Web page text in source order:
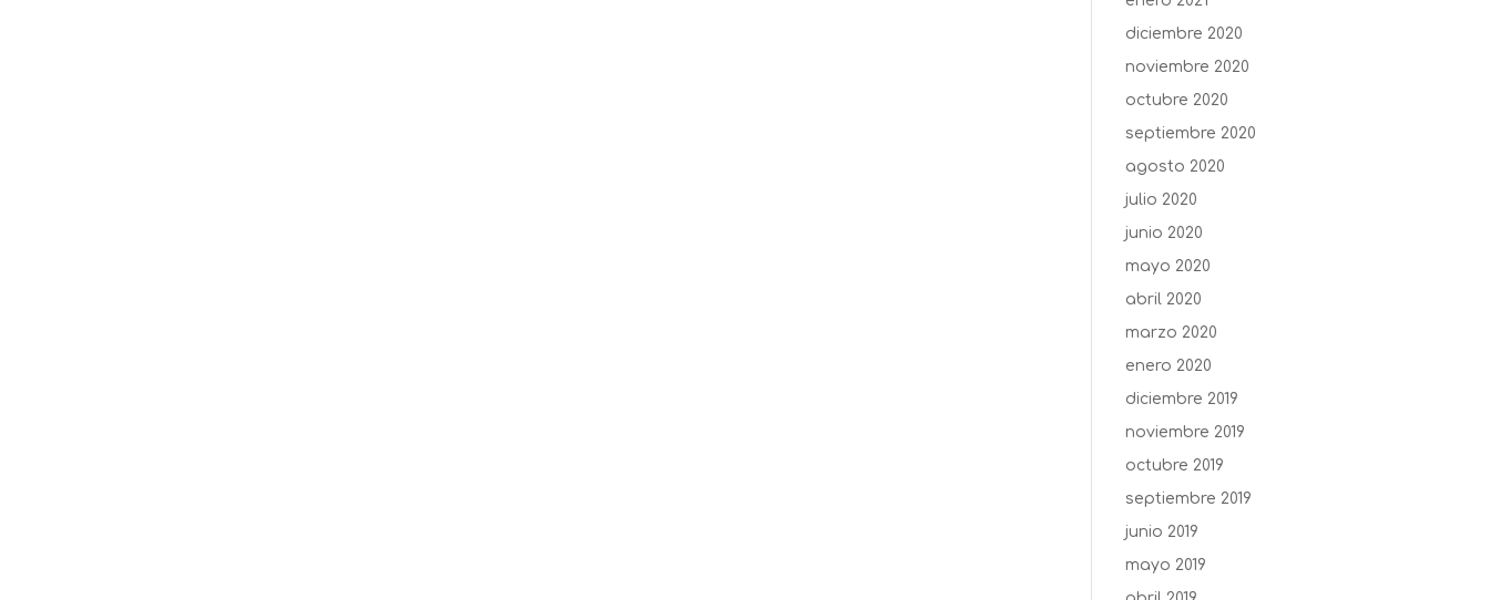
diciembre 2020
noviembre 2020
octubre 2020
septiembre 2020
agosto 2020
julio 2020
junio 2020
mayo 2020
abril 2020
marzo 2020
enero 2020
diciembre 2019
noviembre 2019
octubre 2019
septiembre 2019
junio 2019
mayo 2019